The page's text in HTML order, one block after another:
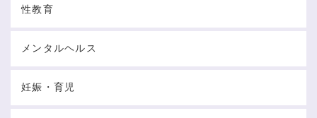
性教育
メンタルヘルス
妊娠・育児